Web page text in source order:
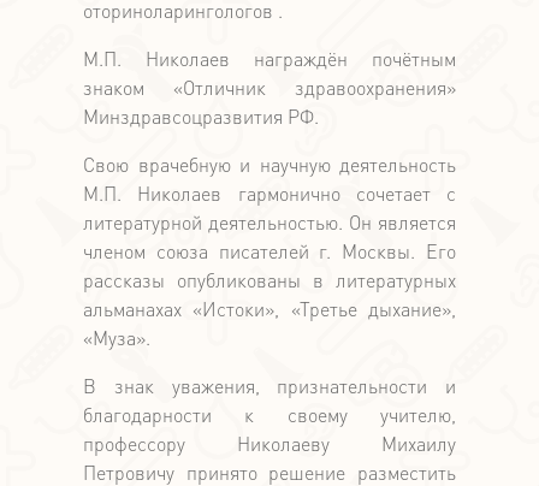
оториноларингологов .
М.П. Николаев награждён почётным
знаком «Отличник здравоохранения»
Минздравсоцразвития РФ.
Свою врачебную и научную деятельность
М.П. Николаев гармонично сочетает с
литературной деятельностью. Он является
членом союза писателей г. Москвы. Его
рассказы опубликованы в литературных
альманахах «Истоки», «Третье дыхание»,
«Муза».
В знак уважения, признательности и
благодарности к своему учителю,
профессору Николаеву Михаилу
Петровичу принято решение разместить